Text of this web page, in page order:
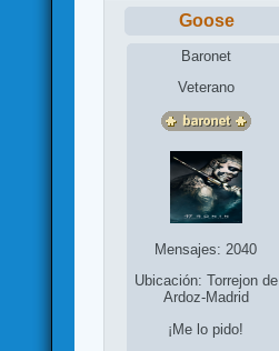
Goose
Baronet
Veterano
Mensajes: 2040
Ubicación: Torrejon de
Ardoz-Madrid
¡Me lo pido!